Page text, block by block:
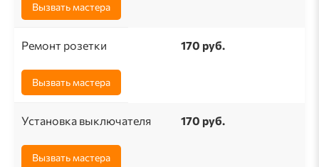
Вызвать мастера
Ремонт розетки 170 pуб.
Вызвать мастера
Установка выключателя 170 руб.
Вызвать мастера